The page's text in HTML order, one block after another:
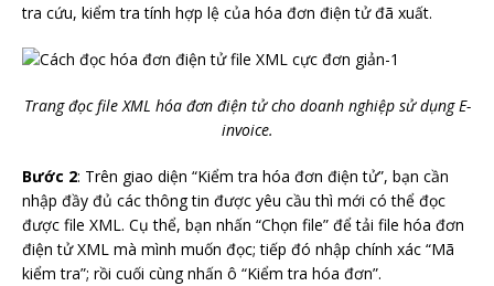
tra cứu, kiểm tra tính hợp lệ của hóa đơn điện tử đã xuất.
Trang đọc file XML hóa đơn điện tử cho doanh nghiệp sử dụng E-
invoice.
Bước 2: Trên giao diện “Kiểm tra hóa đơn điện tử”, bạn cần
nhập đầy đủ các thông tin được yêu cầu thì mới có thể đọc
được file XML. Cụ thể, bạn nhấn “Chọn file” để tải file hóa đơn
điện tử XML mà mình muốn đọc; tiếp đó nhập chính xác “Mã
kiểm tra”; rồi cuối cùng nhấn ô “Kiểm tra hóa đơn”.